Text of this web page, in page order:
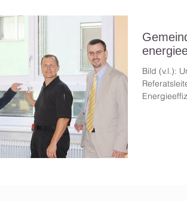
Bild (v.l.):